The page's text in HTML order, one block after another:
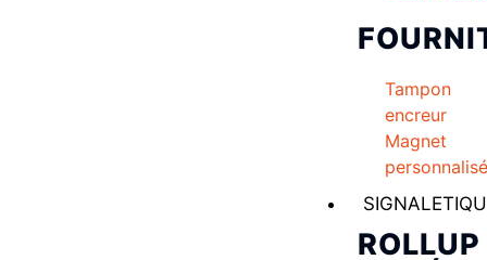
Tampon
encreur
Magnet
personnalisé
ROLLUP